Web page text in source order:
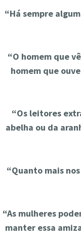
“Há sempre
“O homem que
homem que
“Os leitores
abelha ou da
“Quanto mais
“As mulheres
manter essa